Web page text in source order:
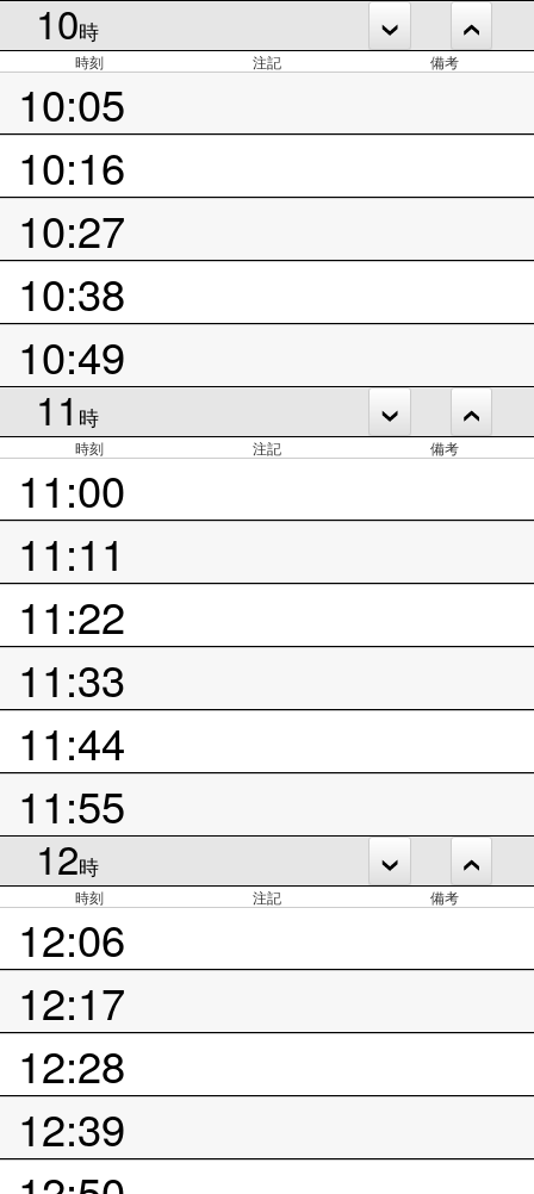
10時
時刻 注記 備考
10:05
10:16
10:27
10:38
10:49
11 時
時刻 注記 備考
11:00
11:11
11:22
11:33
11:44
11:55
12時
時刻 注記 備考
12:06
12:17
12:28
12:39